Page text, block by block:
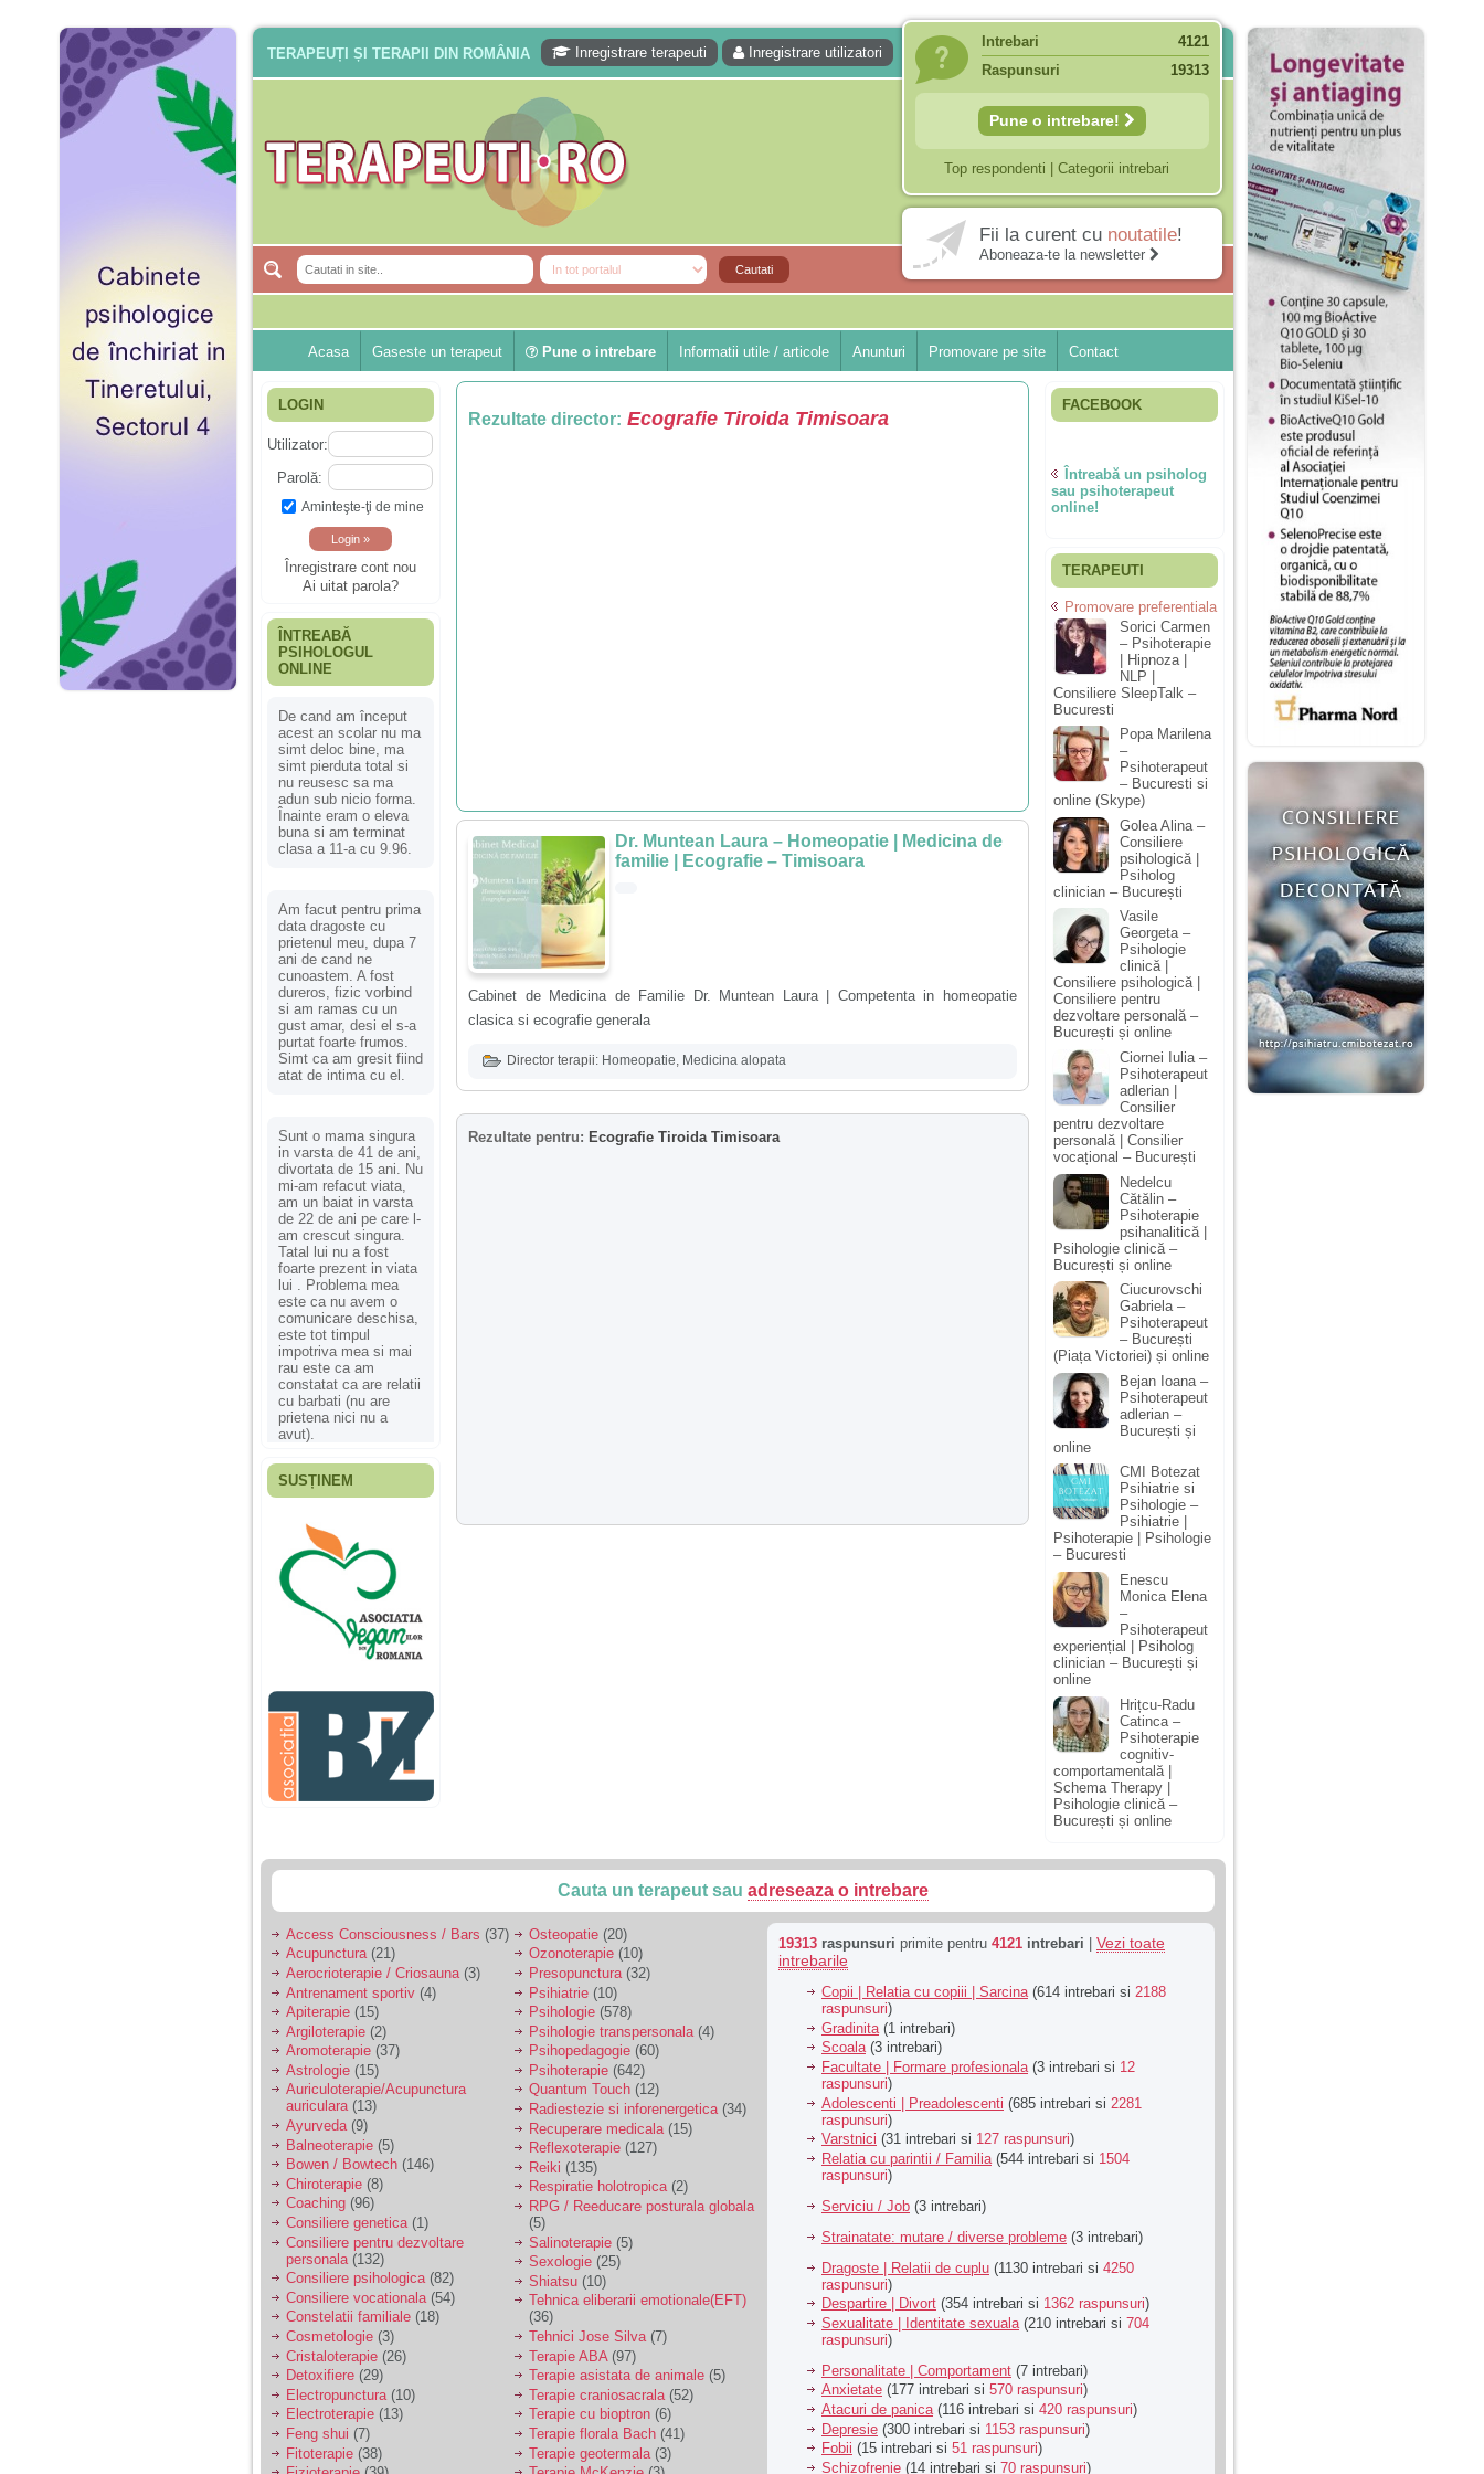
TERAPEUȚI ȘI TERAPII DIN ROMÂNIA Inregistrare terapeuti Inregistrare utilizatori
Intrebari
4121
Raspunsuri
19313
Pune o intrebare!
Top respondenti Categorii intrebari
Fii la curent cu noutatile!
Aboneaza-te la newsletter
Acasa Gaseste un terapeut Pune o intrebare Informatii utile / articole Anunturi Promovare pe site Contact
LOGIN
Utilizator:
Parolă:
Aminteşte-ţi de mine
Înregistrare cont nou
Ai uitat parola?
ÎNTREABĂ
PSIHOLOGUL
ONLINE
De cand am început
acest an scolar nu ma
simt deloc bine, ma
simt pierduta total si
nu reusesc sa ma
adun sub nicio forma.
Înainte eram o eleva
buna si am terminat
clasa a 11-a cu 9.96.
Am facut pentru prima
data dragoste cu
prietenul meu, dupa 7
ani de cand ne
cunoastem. A fost
dureros, fizic vorbind
si am ramas cu un
gust amar, desi el s-a
purtat foarte frumos.
Simt ca am gresit fiind
atat de intima cu el.
Sunt o mama singura
in varsta de 41 de ani,
divortata de 15 ani. Nu
mi-am refacut viata,
am un baiat in varsta
de 22 de ani pe care l-
am crescut singura.
Tatal lui nu a fost
foarte prezent in viata
lui . Problema mea
este ca nu avem o
comunicare deschisa,
este tot timpul
impotriva mea si mai
rau este ca am
constatat ca are relatii
cu barbati (nu are
prietena nici nu a
avut).
Fiica mea s-a nascut
ani, privind in urma
realizez cat de multe
greseli am facut in
educatia si cresterea
ei, am fost o mama
egoista, preocupata
de implinirea
profesionala, cand ea
era mica am neglijat-
agresiva, orice
greseala era taxata cu
o palma sau pedepse.
De 4 ani am o relatie
serioasa cu un barbat
sa se manifeste o
Ma aflu aici pentru ca
vreau sa stiu daca am
nevoie de un psiholog
sau psihiatru.
Sunt casatorita, am
31 de ani si un copil in
varsta de 2 ani care
mi-e lumina ochilor.
De ceva timp simt ca
mi s-a adunat
oboseala, o oboseala
cronica de care nu pot
scapa si simt ca din
cauza ei nu pot
controla nervii si
cateodata are copilul
de suferit.
Am o bariera peste
care nu pot trece:
prietena mea a ramas
insarcinata cu o fata.
Am fost de comun
acord sa facem un
copil, cu gandul ca e
baiat.
SUSȚINEM
Rezultate director: Ecografie Tiroida Timisoara
Dr. Muntean Laura – Homeopatie | Medicina de
familie | Ecografie – Timisoara
Cabinet de Medicina de Familie Dr. Muntean Laura | Competenta in homeopatie
clasica si ecografie generala
Director terapii: Homeopatie, Medicina alopata
Rezultate pentru: Ecografie Tiroida Timisoara
FACEBOOK
Întreabă un psiholog
sau psihoterapeut
online!
TERAPEUTI
Promovare preferentiala
Sorici Carmen
– Psihoterapie
| Hipnoza |
NLP |
Consiliere SleepTalk –
Bucuresti
Popa Marilena
–
Psihoterapeut
– Bucuresti si
online (Skype)
Golea Alina –
Consiliere
psihologică |
Psiholog
clinician – București
Vasile
Georgeta –
Psihologie
clinică |
Consiliere psihologică |
Consiliere pentru
dezvoltare personală –
București și online
Ciornei Iulia –
Psihoterapeut
adlerian |
Consilier
pentru dezvoltare
personală | Consilier
vocațional – București
Nedelcu
Cătălin –
Psihoterapie
psihanalitică |
Psihologie clinică –
București și online
Ciucurovschi
Gabriela –
Psihoterapeut
– București
(Piața Victoriei) și online
Bejan Ioana –
Psihoterapeut
adlerian –
București și
online
CMI Botezat
Psihiatrie si
Psihologie –
Psihiatrie |
Psihoterapie | Psihologie
– Bucuresti
Enescu
Monica Elena
–
Psihoterapeut
experiențial | Psiholog
clinician – București și
online
Hrițcu-Radu
Catinca –
Psihoterapie
cognitiv-
comportamentală |
Schema Therapy |
Psihologie clinică –
București și online
Cauta un terapeut sau adreseaza o intrebare
Access Consciousness / Bars (37)
Acupunctura(21)
Aerocrioterapie / Criosauna (3)
Antrenament sportiv (4)
Apiterapie (15)
Argiloterapie (2)
Aromoterapie (37)
Astrologie (15)
Auriculoterapie/Acupunctura
auriculara(13)
Ayurveda(9)
Balneoterapie (5)
Bowen / Bowtech (146)
Chiroterapie (8)
Coaching (96)
Consiliere genetica(1)
Consiliere pentru dezvoltare
personala (132)
Consiliere psihologica(82)
Consiliere vocationala (54)
Constelatii familiale (18)
Cosmetologie (3)
Cristaloterapie (26)
Detoxifiere (29)
Electropunctura (10)
Electroterapie (13)
Feng shui (7)
Fitoterapie (38)
Osteopatie (20)
Ozonoterapie (10)
Presopunctura (32)
Psihiatrie (10)
Psihologie (578)
Psihologie transpersonala (4)
Psihopedagogie (60)
Psihoterapie (642)
Quantum Touch (12)
Radiestezie si inforenergetica(34)
Recuperare medicala (15)
Reflexoterapie (127)
Reiki (135)
Respiratie holotropica(2)
RPG / Reeducare posturala globala
(5)
Salinoterapie (5)
Sexologie (25)
Shiatsu (10)
Tehnica eliberarii emotionale(EFT)
(36)
Tehnici Jose Silva(7)
Terapie ABA (97)
Terapie asistata de animale (5)
Terapie craniosacrala (52)
Terapie cu bioptron (6)
Terapie florala Bach (41)
Terapie geotermala (3)
19313 raspunsuri primite pentru 4121 intrebari
Vezi toate
intrebarile
Copii | Relatia cu copiii | Sarcina(614 intrebari si 2188
raspunsuri)
Gradinita (1 intrebari)
Scoala(3 intrebari)
Facultate | Formare profesionala (3 intrebari si 12
raspunsuri)
Adolescenti | Preadolescenti (685 intrebari si 2281
raspunsuri)
Varstnici (31 intrebari si 127 raspunsuri)
Relatia cu parintii / Familia (544 intrebari si 1504
raspunsuri)
Serviciu / Job (3 intrebari)
Strainatate: mutare / diverse probleme (3 intrebari)
Dragoste | Relatii de cuplu (1130 intrebari si 4250
raspunsuri)
Despartire | Divort (354 intrebari si 1362 raspunsuri)
Sexualitate | Identitate sexuala (210 intrebari si 704
raspunsuri)
Personalitate | Comportament (7 intrebari)
Anxietate (177 intrebari si 570 raspunsuri)
Atacuri de panica(116 intrebari si 420 raspunsuri)
Depresie (300 intrebari si 1153 raspunsuri)
Fobii (15 intrebari si 51 raspunsuri)
Schizofrenie (14 intrebari si 70 raspunsuri)